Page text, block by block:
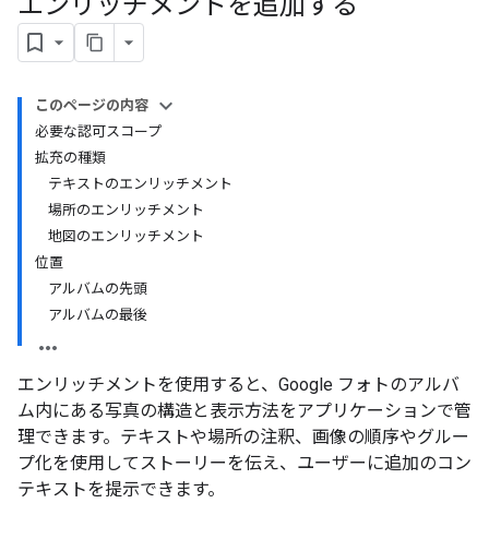
このページの内容
必要な認可スコープ
拡充の種類
テキストのエンリッチメント
場所のエンリッチメント
地図のエンリッチメント
位置
アルバムの先頭
アルバムの最後
エンリッチメントを使用すると、Google フォトのアルバ
ム内にある写真の構造と表示方法をアプリケーションで管
理できます。テキストや場所の注釈、画像の順序やグルー
プ化を使用してストーリーを伝え、ユーザーに追加のコン
テキストを提示できます。